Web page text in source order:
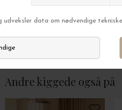
Ferm Living
DKK 1.099,00
Andre kiggede også på